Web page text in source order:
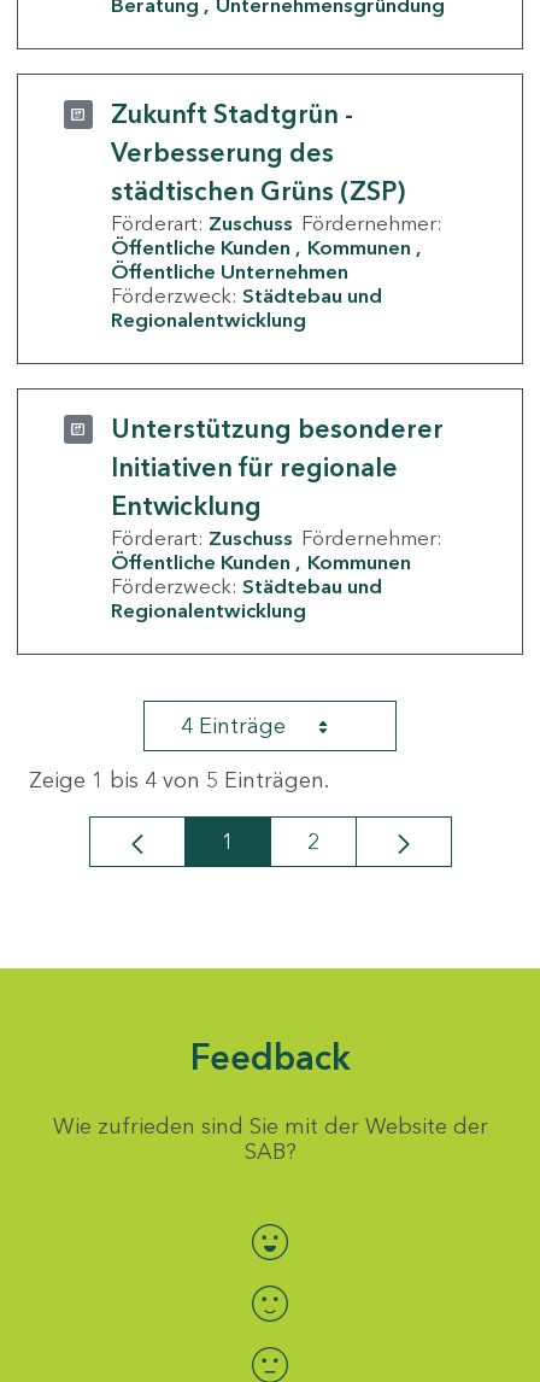
Beratung
Unternehmensgründung
Zukunft Stadtgrün -
Verbesserung des
städtischen Grüns (ZSP)
Förderart: Zuschuss Fördernehmer:
Öffentliche Kunden
Kommunen
Öffentliche Unternehmen
Förderzweck: Städtebau und
Regionalentwicklung
Unterstützung besonderer
Initiativen für regionale
Entwicklung
Förderart: Zuschuss Fördernehmer:
Öffentliche Kunden
Kommunen
Förderzweck: Städtebau und
Regionalentwicklung
4 Einträge
Zeige 1 bis 4 von 5 Einträgen.
Seite
1 Seite
2
Feedback
Wie zufrieden sind Sie mit der Website der
SAB?
Bewertung auswählen